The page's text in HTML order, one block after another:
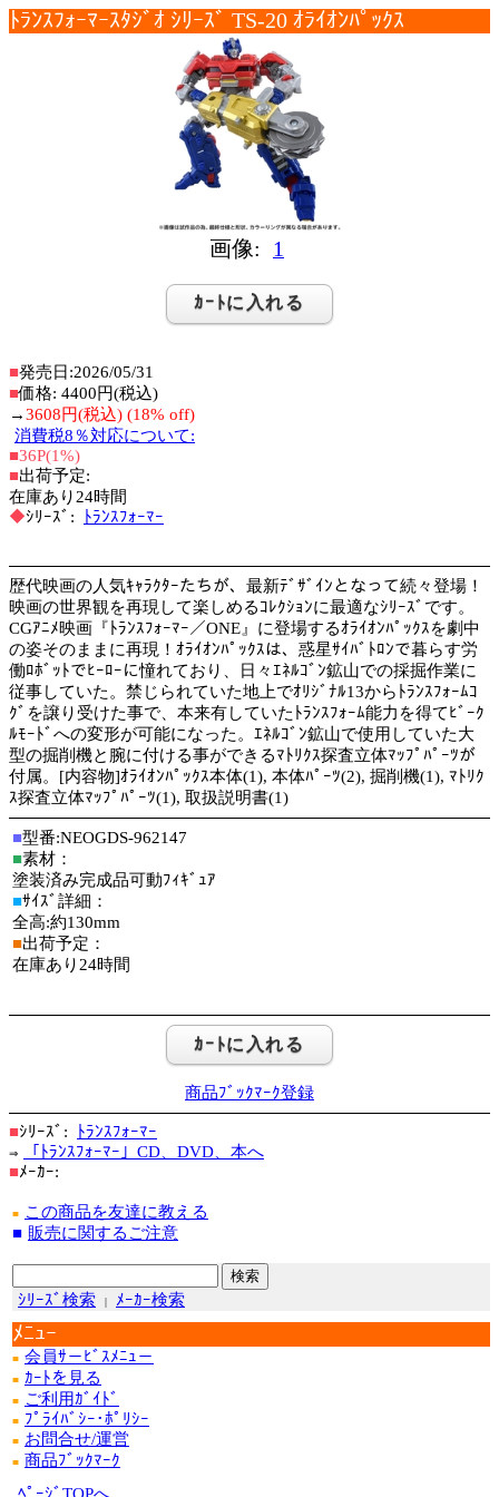
ﾄﾗﾝｽﾌｫｰﾏｰｽﾀｼﾞｵ ｼﾘｰｽﾞ TS-20 ｵﾗｲｵﾝﾊﾟｯｸｽ
画像: 1
■発売日:2026/05/31
■価格: 4400円(税込)
→3608円(税込) (18% off)
消費税8％対応について:
■36P(1%)
■出荷予定:
在庫あり24時間
◆ｼﾘｰｽﾞ: ﾄﾗﾝｽﾌｫｰﾏｰ
歴代映画の人気ｷｬﾗｸﾀｰたちが、最新ﾃﾞｻﾞｲﾝとなって続々登場！
映画の世界観を再現して楽しめるｺﾚｸｼｮﾝに最適なｼﾘｰｽﾞです。
CGｱﾆﾒ映画『ﾄﾗﾝｽﾌｫｰﾏｰ／ONE』に登場するｵﾗｲｵﾝﾊﾟｯｸｽを劇中
の姿そのままに再現！ｵﾗｲｵﾝﾊﾟｯｸｽは、惑星ｻｲﾊﾞﾄﾛﾝで暮らす労
働ﾛﾎﾞｯﾄでﾋｰﾛｰに憧れており、日々ｴﾈﾙｺﾞﾝ鉱山での採掘作業に
従事していた。禁じられていた地上でｵﾘｼﾞﾅﾙ13からﾄﾗﾝｽﾌｫｰﾑｺ
ｸﾞを譲り受けた事で、本来有していたﾄﾗﾝｽﾌｫｰﾑ能力を得てﾋﾞｰｸ
ﾙﾓｰﾄﾞへの変形が可能になった。ｴﾈﾙｺﾞﾝ鉱山で使用していた大
型の掘削機と腕に付ける事ができるﾏﾄﾘｸｽ探査立体ﾏｯﾌﾟﾊﾟｰﾂが
付属。[内容物]ｵﾗｲｵﾝﾊﾟｯｸｽ本体(1), 本体ﾊﾟｰﾂ(2), 掘削機(1), ﾏﾄﾘｸ
ｽ探査立体ﾏｯﾌﾟﾊﾟｰﾂ(1), 取扱説明書(1)
■型番:NEOGDS-962147
■素材：
塗装済み完成品可動ﾌｨｷﾞｭｱ
■ｻｲｽﾞ詳細：
全高:約130mm
■出荷予定：
在庫あり24時間
商品ﾌﾞｯｸﾏｰｸ登録
■ｼﾘｰｽﾞ: ﾄﾗﾝｽﾌｫｰﾏｰ
⇒
「ﾄﾗﾝｽﾌｫｰﾏｰ」CD、DVD、本へ
■ﾒｰｶｰ:
■
この商品を友達に教える
■ 販売に関するご注意
ｼﾘｰｽﾞ検索 | ﾒｰｶｰ検索
ﾒﾆｭｰ
■ 会員ｻ－ﾋﾞｽﾒﾆｭ－
■ ｶｰﾄを見る
■ ご利用ｶﾞｲﾄﾞ
■ ﾌﾟﾗｲﾊﾞｼｰ･ﾎﾟﾘｼｰ
■ お問合せ/運営
■ 商品ﾌﾞｯｸﾏｰｸ